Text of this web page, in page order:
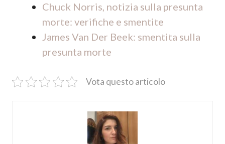
Chuck Norris, notizia sulla presunta
morte: verifiche e smentite
James Van Der Beek: smentita sulla
presunta morte
Vota questo articolo